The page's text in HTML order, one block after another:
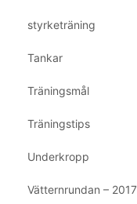
styrketräning
Tankar
Träningsmål
Träningstips
Underkropp
Vätternrundan – 2017